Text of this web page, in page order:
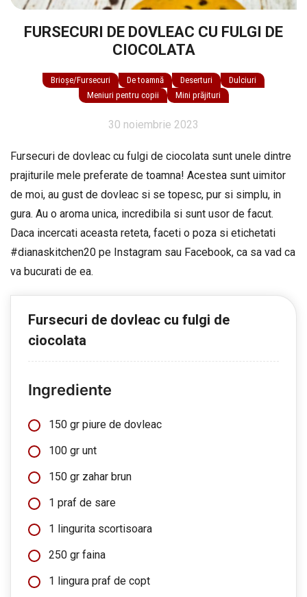
FURSECURI DE DOVLEAC CU FULGI DE
CIOCOLATA
Brioșe/Fursecuri De toamnă Deserturi
Dulciuri
Meniuri pentru copii
Mini prăjituri
30 noiembrie 2023
Fursecuri de dovleac cu fulgi de ciocolata sunt unele dintre
prajiturile mele preferate de toamna! Acestea sunt uimitor
de moi, au gust de dovleac si se topesc, pur si simplu, in
gura. Au o aroma unica, incredibila si sunt usor de facut.
Daca incercati aceasta reteta, faceti o poza si etichetati
#dianaskitchen20 pe Instagram sau Facebook, ca sa vad ca
va bucurati de ea.
Fursecuri de dovleac cu fulgi de
ciocolata
Ingrediente
150 gr piure de dovleac
100 gr unt
150 gr zahar brun
1 praf de sare
1 lingurita scortisoara
250 gr faina
1 lingura praf de copt